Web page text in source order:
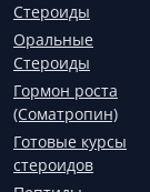
Стероиды
Оральные
Стероиды
Гормон роста
(Соматропин)
Готовые курсы
стероидов